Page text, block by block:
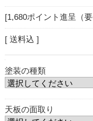
[1,680ポイント進呈（
[ 送料込 ]
塗装の種類
天板の面取り